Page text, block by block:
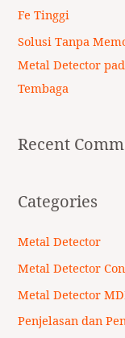
Fe Tinggi
Solusi Tanpa
Metal Detector
Tembaga
Recent
Categories
Metal Detector
Metal Detector
Metal Detector
Penjelasan dan